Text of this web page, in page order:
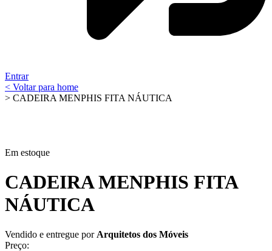
Entrar
< Voltar para home
> CADEIRA MENPHIS FITA NÁUTICA
Em estoque
CADEIRA MENPHIS FITA
NÁUTICA
Vendido e entregue por Arquitetos dos Móveis
Preço: